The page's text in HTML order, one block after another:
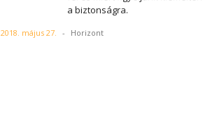
a biztonságra.
2018. május 27. - Horizont